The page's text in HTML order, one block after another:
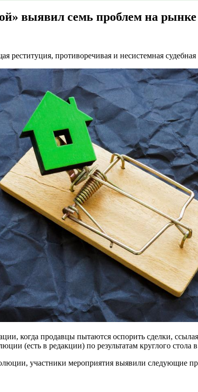
выявил семь проблем на
противоречивая и несистемная
когда продавцы пытаются оспорить сделки,
(есть в редакции) по результатам круглого
участники мероприятия выявили следующие